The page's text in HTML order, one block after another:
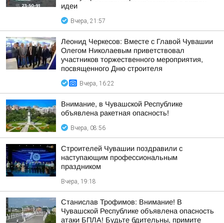
идеи
Вчера, 21:57
Леонид Черкесов: Вместе с Главой Чувашии
Олегом Николаевым приветствовал
участников торжественного мероприятия,
посвященного Дню строителя
Вчера, 16:22
Внимание, в Чувашской Республике
объявлена ракетная опасность!
Вчера, 08:56
Строителей Чувашии поздравили с
наступающим профессиональным
праздником
Вчера, 19:18
Станислав Трофимов: Внимание! В
Чувашской Республике объявлена опасность
атаки БПЛА! Будьте бдительны, примите